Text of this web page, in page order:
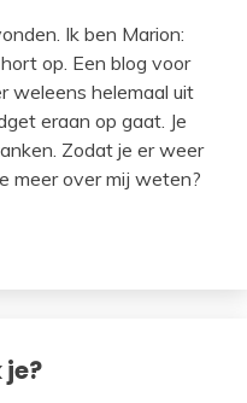
Ik ben Marion:
op. Een blog voor
weleens helemaal uit
eraan op gaat. Je
Zodat je er weer
meer over mij weten?